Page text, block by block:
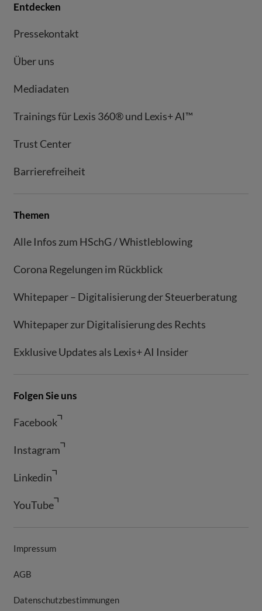
Entdecken
Pressekontakt
Über uns
Mediadaten
Trainings für Lexis 360® und Lexis+ AI™
Trust Center
Barrierefreiheit
Themen
Alle Infos zum HSchG / Whistleblowing
Corona Regelungen im Rückblick
Whitepaper – Digitalisierung der Steuerberatung
Whitepaper zur Digitalisierung des Rechts
Exklusive Updates als Lexis+ AI Insider
Folgen Sie uns
Facebook
Instagram
Linkedin
YouTube
Impressum
AGB
Datenschutzbestimmungen